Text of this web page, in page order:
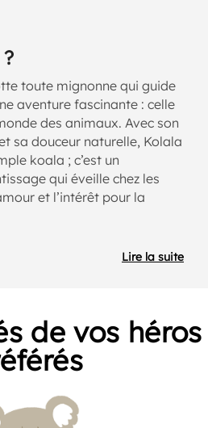
toute mignonne qui guide
aventure fascinante : celle
des animaux. Avec son
sa douceur naturelle, Kolala
koala ; c’est un
qui éveille chez les
et l’intérêt pour la
Lire la suite
de vos héros